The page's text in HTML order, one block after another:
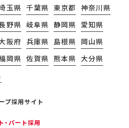
プ採用サイト
・パート採用
玉県 千葉県 東京都 神奈川県
野県 岐阜県 静岡県 愛知県
阪府 兵庫県 島根県 岡山県
岡県 佐賀県 熊本県 大分県